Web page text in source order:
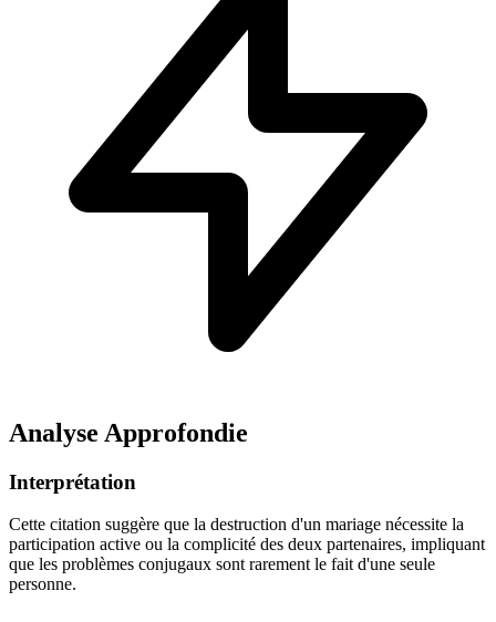
Analyse Approfondie
Interprétation
Cette citation suggère que la destruction d'un mariage nécessite la
participation active ou la complicité des deux partenaires, impliquant
que les problèmes conjugaux sont rarement le fait d'une seule
personne.